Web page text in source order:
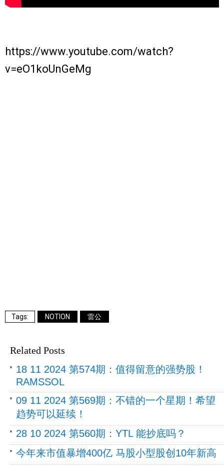
https://www.youtube.com/watch?
v=eO1koUnGeMg
NOTION 雷公
Related Posts
18 11 2024 第574期：值得留意的强势股！
RAMSSOL
09 11 2024 第569期：不错的一个星期！希望
趋势可以延续！
28 10 2024 第560期：YTL 能抄底吗？
今年来市值暴增400亿 马股小型股创10年新高